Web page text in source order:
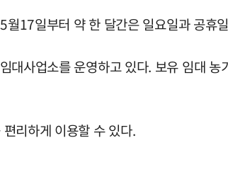
17일부터 약 한 달간은 일요일과 공휴
대사업소를 운영하고 있다. 보유 임대
리하게 이용할 수 있다.